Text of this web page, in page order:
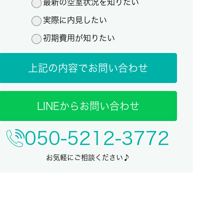
最新の空室状況を知りたい
実際に内見したい
初期費用が知りたい
上記の内容でお問い合わせ
LINEからお問い合わせ
050-5212-3772
お気軽にご相談ください♪